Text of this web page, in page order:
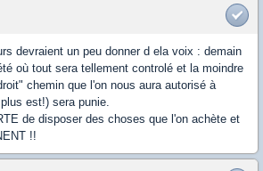
devraient un peu donner d ela voix : demain
où tout sera tellement controlé et la moindre
chemin que l'on nous aura autorisé à
est!) sera punie.
de disposer des choses que l'on achète et
!!